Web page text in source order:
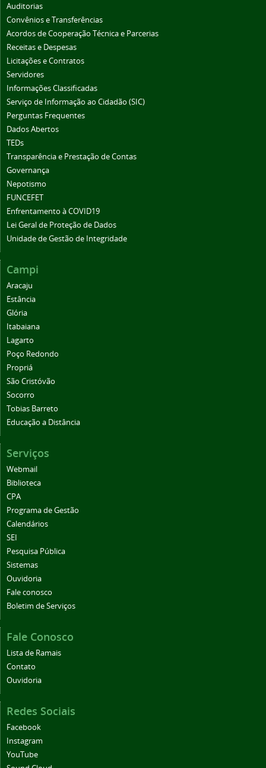
Auditorias
Convênios e Transferências
Acordos de Cooperação Técnica e Parcerias
Receitas e Despesas
Licitações e Contratos
Servidores
Informações Classificadas
Serviço de Informação ao Cidadão (SIC)
Perguntas Frequentes
Dados Abertos
TEDs
Transparência e Prestação de Contas
Governança
Nepotismo
FUNCEFET
Enfrentamento à COVID19
Lei Geral de Proteção de Dados
Unidade de Gestão de Integridade
Campi
Aracaju
Estância
Glória
Itabaiana
Lagarto
Poço Redondo
Propriá
São Cristóvão
Socorro
Tobias Barreto
Educação a Distância
Serviços
Webmail
Biblioteca
CPA
Programa de Gestão
Calendários
SEI
Pesquisa Pública
Sistemas
Ouvidoria
Fale conosco
Boletim de Serviços
Fale Conosco
Lista de Ramais
Contato
Ouvidoria
Redes Sociais
Facebook
Instagram
YouTube